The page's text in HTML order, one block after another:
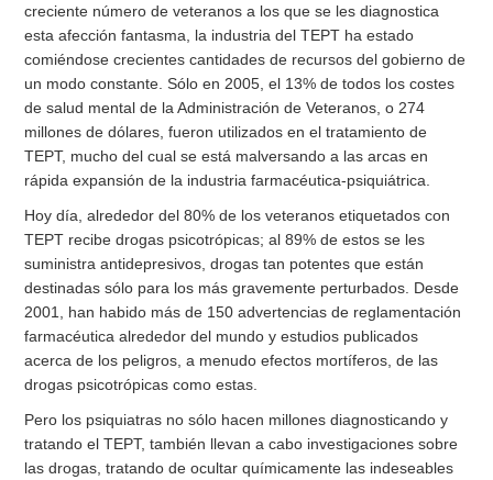
creciente número de veteranos a los que se les diagnostica
esta afección fantasma, la industria del TEPT ha estado
comiéndose crecientes cantidades de recursos del gobierno de
un modo constante. Sólo en 2005, el 13% de todos los costes
de salud mental de la Administración de Veteranos, o 274
millones de dólares, fueron utilizados en el tratamiento de
TEPT, mucho del cual se está malversando a las arcas en
rápida expansión de la industria farmacéutica-psiquiátrica.
Hoy día, alrededor del 80% de los veteranos etiquetados con
TEPT recibe drogas psicotrópicas; al 89% de estos se les
suministra antidepresivos, drogas tan potentes que están
destinadas sólo para los más gravemente perturbados. Desde
2001, han habido más de 150 advertencias de reglamentación
farmacéutica alrededor del mundo y estudios publicados
acerca de los peligros, a menudo efectos mortíferos, de las
drogas psicotrópicas como estas.
Pero los psiquiatras no sólo hacen millones diagnosticando y
tratando el TEPT, también llevan a cabo investigaciones sobre
las drogas, tratando de ocultar químicamente las indeseables